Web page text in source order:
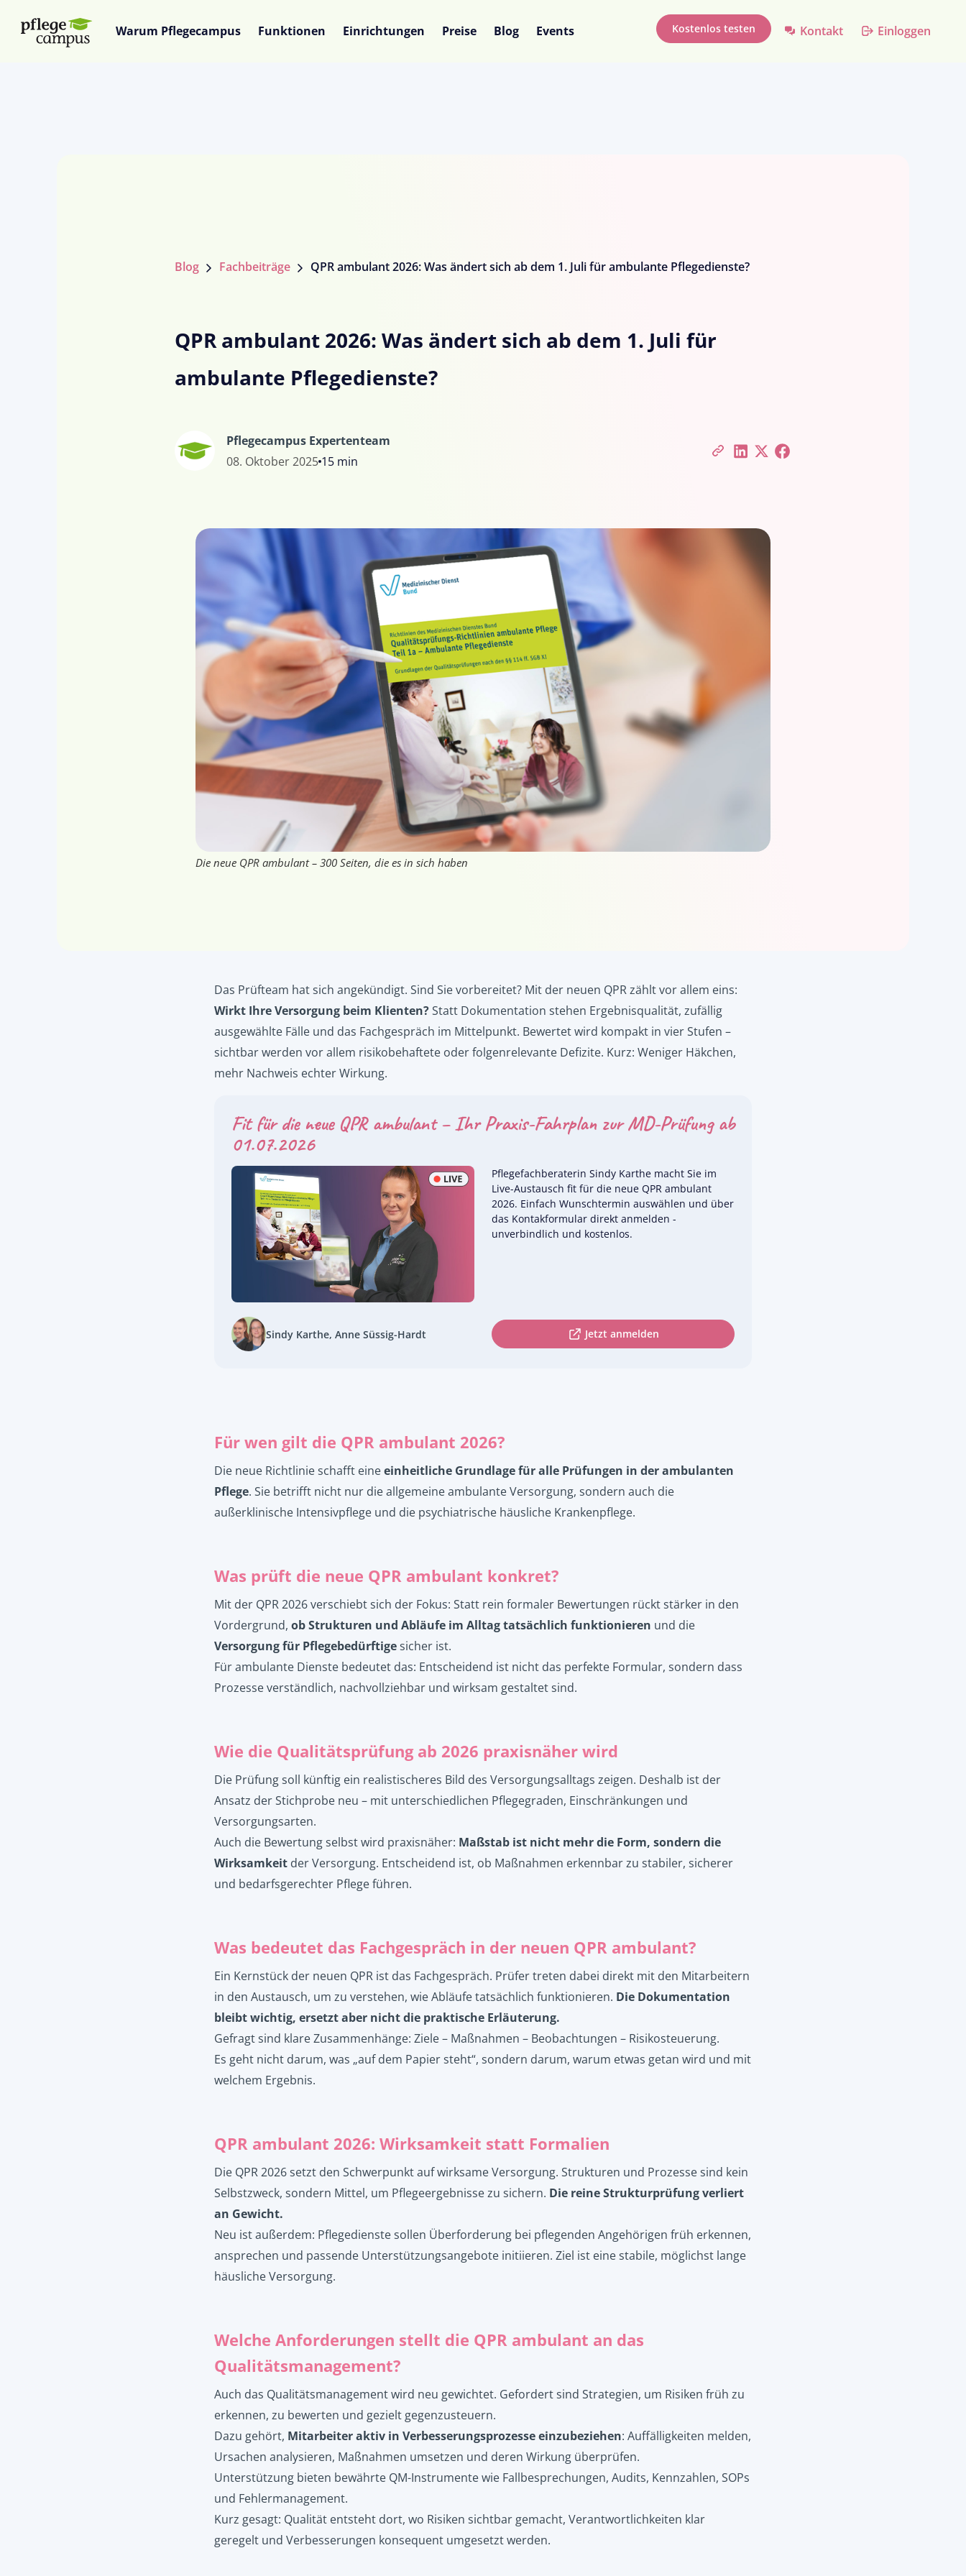
Warum Pflegecampus Funktionen Einrichtungen Preise Blog Events Kostenlos testen Kontakt Einloggen
Blog Fachbeiträge QPR ambulant 2026: Was ändert sich ab dem 1. Juli für ambulante Pflegedienste?
QPR ambulant 2026: Was ändert sich ab dem 1. Juli für
ambulante Pflegedienste?
Pflegecampus Expertenteam
08. Oktober 2025 15 min
Die neue QPR ambulant – 300 Seiten, die es in sich haben
Das Prüfteam hat sich angekündigt. Sind Sie vorbereitet? Mit der neuen QPR zählt vor allem eins:
Wirkt Ihre Versorgung beim Klienten?Statt Dokumentation stehen Ergebnisqualität, zufällig
ausgewählte Fälle und das Fachgespräch im Mittelpunkt. Bewertet wird kompakt in vier Stufen –
sichtbar werden vor allem risikobehaftete oder folgenrelevante Defizite. Kurz: Weniger Häkchen,
mehr Nachweis echter Wirkung.
Fit für die neue QPR ambulant – Ihr Praxis-Fahrplan zur MD-Prüfung ab
01.07.2026
Pflegefachberaterin Sindy Karthe macht Sie im
Live-Austausch fit für die neue QPR ambulant
2026. Einfach Wunschtermin auswählen und über
das Kontakformular direkt anmelden -
unverbindlich und kostenlos.
Sindy Karthe, Anne Süssig-Hardt Jetzt anmelden
Für wen gilt die QPR ambulant 2026?
Die neue Richtlinie schafft eineeinheitliche Grundlage für alle Prüfungen in der ambulanten
Pflege. Sie betrifft nicht nur die allgemeine ambulante Versorgung, sondern auch die
außerklinische Intensivpflege und die psychiatrische häusliche Krankenpflege.
Was prüft die neue QPR ambulant konkret?
Mit der QPR 2026 verschiebt sich der Fokus: Statt rein formaler Bewertungen rückt stärker in den
Vordergrund, ob Strukturen und Abläufe im Alltag tatsächlich funktionieren und die
Versorgung für Pflegebedürftigesicher ist.
Für ambulante Dienste bedeutet das: Entscheidend ist nicht das perfekte Formular, sondern dass
Prozesse verständlich, nachvollziehbar und wirksam gestaltet sind.
Wie die Qualitätsprüfung ab 2026 praxisnäher wird
Die Prüfung soll künftig ein realistischeres Bild des Versorgungsalltags zeigen. Deshalb ist der
Ansatz der Stichprobe neu – mit unterschiedlichen Pflegegraden, Einschränkungen und
Versorgungsarten.
Auch die Bewertung selbst wird praxisnäher: Maßstab ist nicht mehr die Form, sondern die
Wirksamkeit der Versorgung. Entscheidend ist, ob Maßnahmen erkennbar zu stabiler, sicherer
und bedarfsgerechter Pflege führen.
Was bedeutet das Fachgespräch in der neuen QPR ambulant?
Ein Kernstück der neuen QPR ist das Fachgespräch. Prüfer treten dabei direkt mit den Mitarbeitern
in den Austausch, um zu verstehen, wie Abläufe tatsächlich funktionieren. Die Dokumentation
bleibt wichtig, ersetzt aber nicht die praktische Erläuterung.
Gefragt sind klare Zusammenhänge: Ziele – Maßnahmen – Beobachtungen – Risikosteuerung.
Es geht nicht darum, was „auf dem Papier steht“, sondern darum, warum etwas getan wird und mit
welchem Ergebnis.
QPR ambulant 2026: Wirksamkeit statt Formalien
Die QPR 2026 setzt den Schwerpunkt auf wirksame Versorgung. Strukturen und Prozesse sind kein
Selbstzweck, sondern Mittel, um Pflegeergebnisse zu sichern. Die reine Strukturprüfung verliert
an Gewicht.
Neu ist außerdem: Pflegedienste sollen Überforderung bei pflegenden Angehörigen früh erkennen,
ansprechen und passende Unterstützungsangebote initiieren. Ziel ist eine stabile, möglichst lange
häusliche Versorgung.
Welche Anforderungen stellt die QPR ambulant an das
Qualitätsmanagement?
Auch das Qualitätsmanagement wird neu gewichtet. Gefordert sind Strategien, um Risiken früh zu
erkennen, zu bewerten und gezielt gegenzusteuern.
Dazu gehört, Mitarbeiter aktiv in Verbesserungsprozesse einzubeziehen: Auffälligkeiten melden,
Ursachen analysieren, Maßnahmen umsetzen und deren Wirkung überprüfen.
Unterstützung bieten bewährte QM-Instrumente wie Fallbesprechungen, Audits, Kennzahlen, SOPs
und Fehlermanagement.
Kurz gesagt: Qualität entsteht dort, wo Risiken sichtbar gemacht, Verantwortlichkeiten klar
geregelt und Verbesserungen konsequent umgesetzt werden.